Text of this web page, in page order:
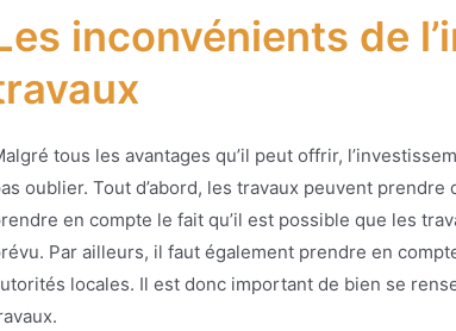
inconvénients de
tous les avantages qu’il peut offrir,
oublier. Tout d’abord, les travaux peuvent
en compte le fait qu’il est possible que les
Par ailleurs, il faut également prendre en
locales. Il est donc important de bien se